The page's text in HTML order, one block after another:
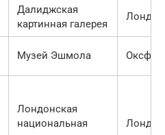
Далиджская
картинная галерея
Лондон
Музей Эшмола
Лондонская
национальная
Лондон